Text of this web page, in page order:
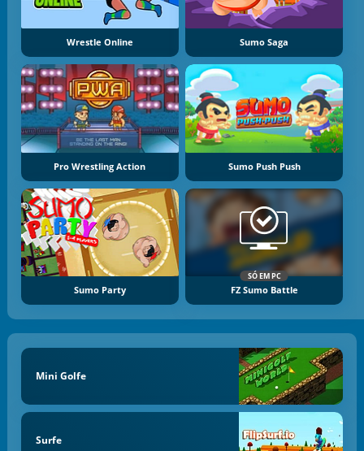
Wrestle Online Sumo Saga
Pro Wrestling Action Sumo Push Push
Sumo Party
SÓ EM PC
FZ Sumo Battle
Mini Golfe
Surfe